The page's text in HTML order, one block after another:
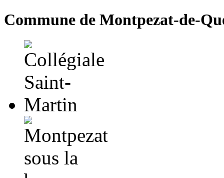
Commune de Montpezat-de-